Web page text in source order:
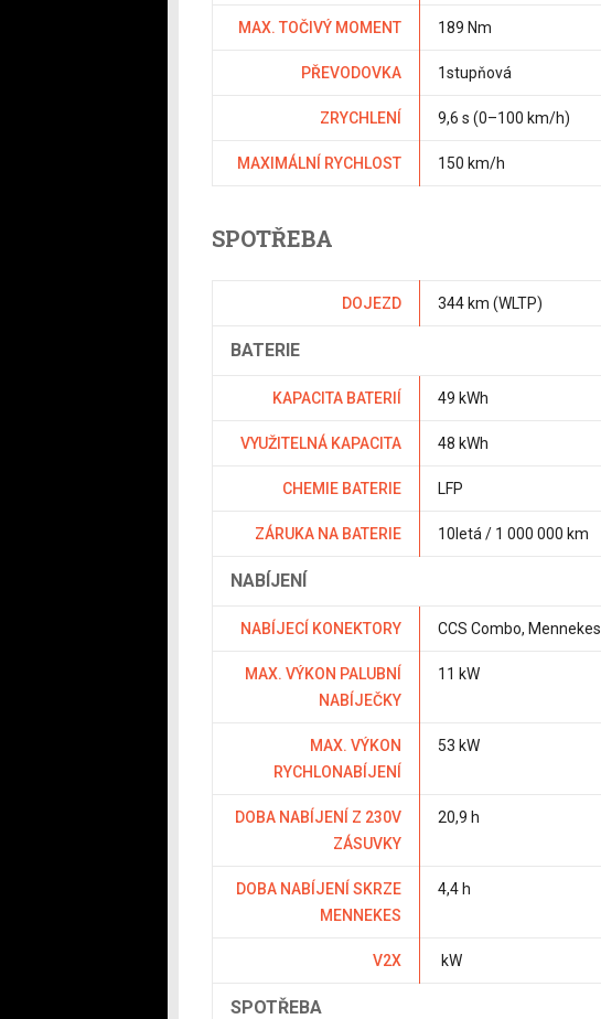
MAX. TOČIVÝ MOMENT 189 Nm
PŘEVODOVKA 1stupňová
ZRYCHLENÍ 9,6 s (0–100 km/h)
MAXIMÁLNÍ RYCHLOST 150 km/h
SPOTŘEBA
DOJEZD 344 km (WLTP)
BATERIE
KAPACITA BATERIÍ 49 kWh
VYUŽITELNÁ KAPACITA 48 kWh
CHEMIE BATERIE LFP
ZÁRUKA NA BATERIE 10letá / 1 000 000 km
NABÍJENÍ
NABÍJECÍ KONEKTORY CCS Combo, Mennekes
MAX. VÝKON PALUBNÍ
NABÍJEČKY
11 kW
MAX. VÝKON
RYCHLONABÍJENÍ
53 kW
DOBA NABÍJENÍ Z 230V
ZÁSUVKY
20,9 h
DOBA NABÍJENÍ SKRZE
MENNEKES
4,4 h
V2X kW
SPOTŘEBA